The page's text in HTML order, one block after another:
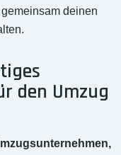
deinen
den Umzug